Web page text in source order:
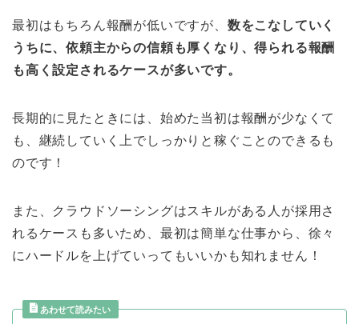
最初はもちろん報酬が低いですが、 数をこなしていく
うちに、依頼主からの信頼も厚くなり、得られる報酬
も高く設定されるケースが多いです。
長期的に見たときには、始めた当初は報酬が少なくて
も、継続していく上でしっかりと稼ぐことのできるも
のです！
また、クラウドソーシングはスキルがある人が採用さ
れるケースも多いため、最初は簡単な仕事から、徐々
にハードルを上げていってもいいかも知れません！